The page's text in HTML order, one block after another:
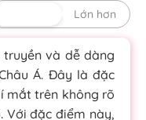
Lớn hơn
và dễ dàng
Á. Đây là đặc
mắt trên không rõ
Với đặc điểm này,